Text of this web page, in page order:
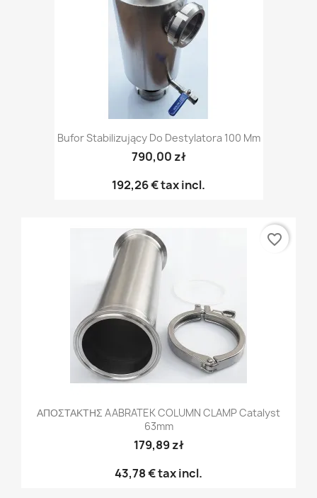
Bufor Stabilizujący Do Destylatora 100 Mm
790,00 zł
192,26 €tax incl.
ΑΠΟΣΤΑΚΤΗΣ AABRATEK COLUMN CLAMP Catalyst
63mm
179,89 zł
43,78 €tax incl.
favorite_border